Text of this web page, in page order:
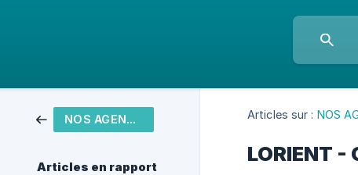
NOS AGENCES
Articles en rapport
Articles sur : NOS
LORIENT -